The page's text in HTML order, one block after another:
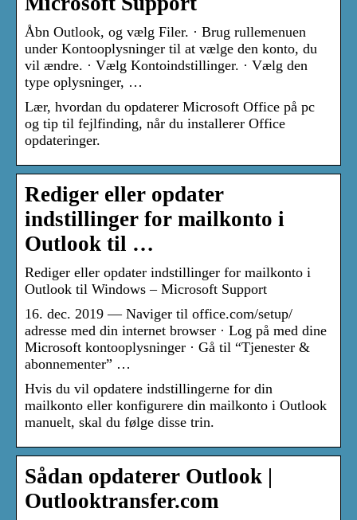
Åbn Outlook, og vælg Filer. · Brug rullemenuen
under Kontooplysninger til at vælge den konto, du
vil ændre. · Vælg Kontoindstillinger. · Vælg den
type oplysninger, …
Lær, hvordan du opdaterer Microsoft Office på pc
og tip til fejlfinding, når du installerer Office
opdateringer.
Rediger eller opdater
indstillinger for mailkonto i
Outlook til …
Rediger eller opdater indstillinger for mailkonto i
Outlook til Windows – Microsoft Support
16. dec. 2019 — Naviger til office.com/setup/
adresse med din internet browser · Log på med dine
Microsoft kontooplysninger · Gå til “Tjenester &
abonnementer” …
Hvis du vil opdatere indstillingerne for din
mailkonto eller konfigurere din mailkonto i Outlook
manuelt, skal du følge disse trin.
Sådan opdaterer Outlook |
Outlooktransfer.com